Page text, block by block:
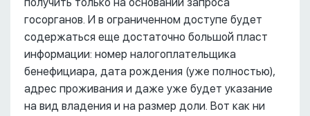
госорганов. И в ограниченном доступе будет
содержаться еще достаточно большой пласт
информации: номер налогоплательщика
бенефициара, дата рождения (уже полностью),
адрес проживания и даже уже будет указание
на вид владения и на размер доли. Вот как ни